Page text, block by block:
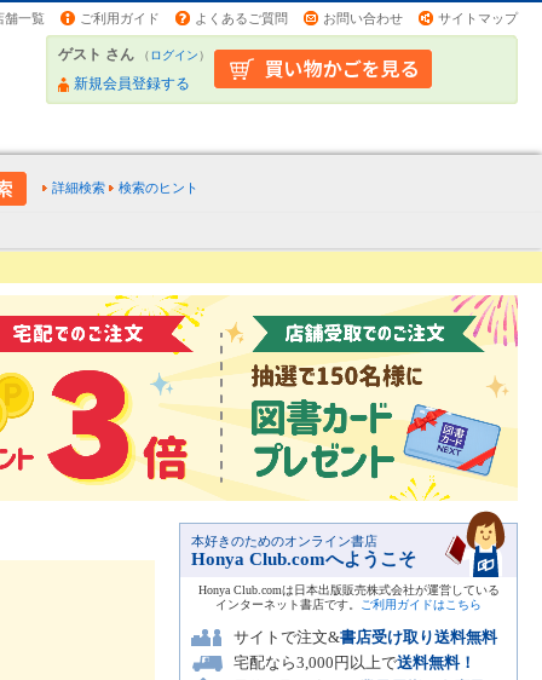
舗一覧 ご利用ガイド よくあるご質問 お問い合わせ サイトマップ
ゲスト さん （ログイン）
新規会員登録する
詳細検索 検索のヒント
本好きのためのオンライン書店
Honya Club.comへようこそ
Honya Club.comは日本出版販売株式会社が運営している
インターネット書店です。
ご利用ガイドはこちら
サイトで注文&書店受け取り送料無料
宅配なら3,000円以上で送料無料！